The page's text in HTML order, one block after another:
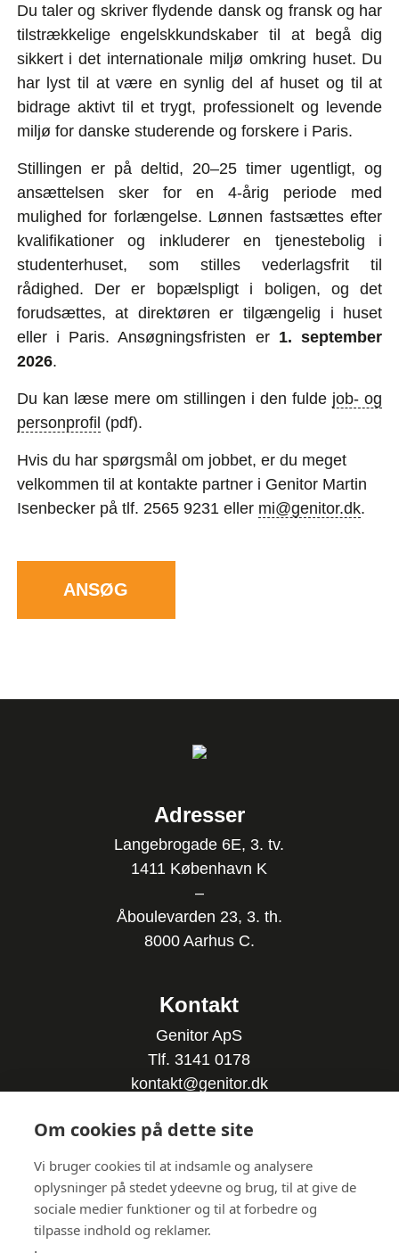
Om cookies på dette site
Vi bruger cookies til at indsamle og analysere
oplysninger på stedet ydeevne og brug, til at give de
sociale medier funktioner og til at forbedre og
tilpasse indhold og reklamer.
Du taler og skriver flydende dansk og fransk og har
tilstrækkelige engelskkundskaber til at begå dig
sikkert i det internationale miljø omkring huset. Du
har lyst til at være en synlig del af huset og til at
bidrage aktivt til et trygt, professionelt og levende
miljø for danske studerende og forskere i Paris.
Stillingen er på deltid, 20–25 timer ugentligt, og
ansættelsen sker for en 4-årig periode med
mulighed for forlængelse. Lønnen fastsættes efter
kvalifikationer og inkluderer en tjenestebolig i
studenterhuset, som stilles vederlagsfrit til
rådighed. Der er bopælspligt i boligen, og det
forudsættes, at direktøren er tilgængelig i huset
eller i Paris. Ansøgningsfristen er 1. september
2026.
Du kan læse mere om stillingen i den fulde job- og
personprofil (pdf).
Hvis du har spørgsmål om jobbet, er du meget
velkommen til at kontakte partner i Genitor Martin
Isenbecker på tlf. 2565 9231 eller mi@genitor.dk.
ANSØG
Adresser
Langebrogade 6E, 3. tv.
1411 København K
–
Åboulevarden 23, 3. th.
8000 Aarhus C.
Kontakt
Genitor ApS
Tlf. 3141 0178
kontakt@genitor.dk